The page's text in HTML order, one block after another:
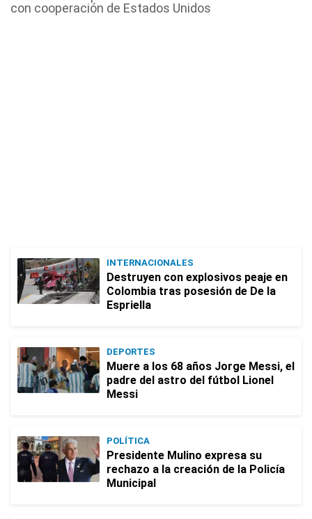
con cooperación de Estados Unidos
INTERNACIONALES
Destruyen con explosivos peaje en
Colombia tras posesión de De la
Espriella
DEPORTES
Muere a los 68 años Jorge Messi, el
padre del astro del fútbol Lionel
Messi
POLÍTICA
Presidente Mulino expresa su
rechazo a la creación de la Policía
Municipal